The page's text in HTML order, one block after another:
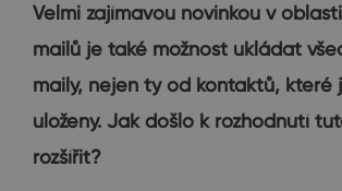
Velmi zajímavou novinkou v
mailů je také možnost ukládat
maily, nejen ty od kontaktů, které
uloženy. Jak došlo k rozhodnutí
rozšířit?